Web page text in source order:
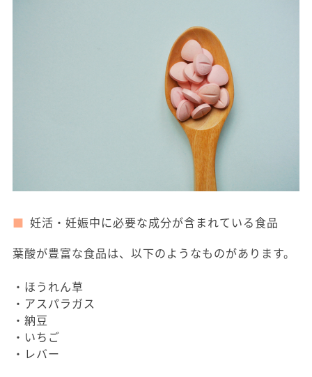
妊活・妊娠中に必要な成分が含まれている食品
葉酸が豊富な食品は、以下のようなものがあります。
・ほうれん草
・アスパラガス
・納豆
・いちご
・レバー